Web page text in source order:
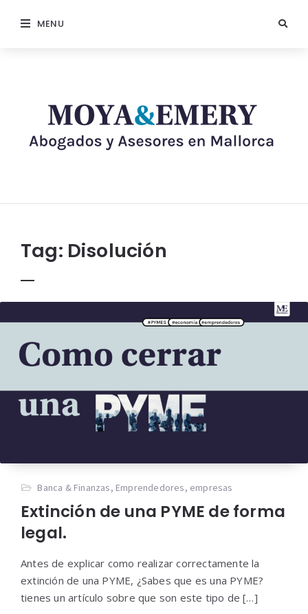
MENU
Tag: Disolución
Banca & Finanzas, Emprendedores, empresas
Extinción de una PYME de forma
legal.
Antes de explicar como realizar correctamente la
extinción de una PYME, ¿Sabes que es una PYME?
tienes un artículo sobre que son este tipo de […]